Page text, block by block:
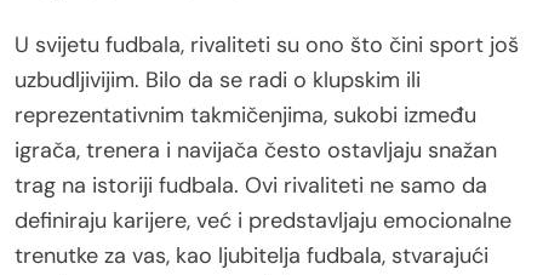
U svijetu fudbala, rivaliteti su ono što čini sport još
uzbudljivijim. Bilo da se radi o klupskim ili
reprezentativnim takmičenjima, sukobi između
igrača, trenera i navijača često ostavljaju snažan
trag na istoriji fudbala. Ovi rivaliteti ne samo da
definiraju karijere, već i predstavljaju emocionalne
trenutke za vas, kao ljubitelja fudbala, stvarajući